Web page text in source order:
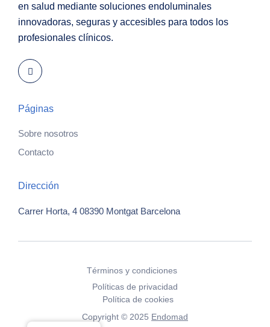
en salud mediante soluciones endoluminales
innovadoras, seguras y accesibles para todos los
profesionales clínicos.
Páginas
Sobre nosotros
Contacto
Dirección
Carrer Horta, 4 08390 Montgat Barcelona
Copyright © 2025 Endomad
Términos y condiciones
Políticas de privacidad
Política de cookies